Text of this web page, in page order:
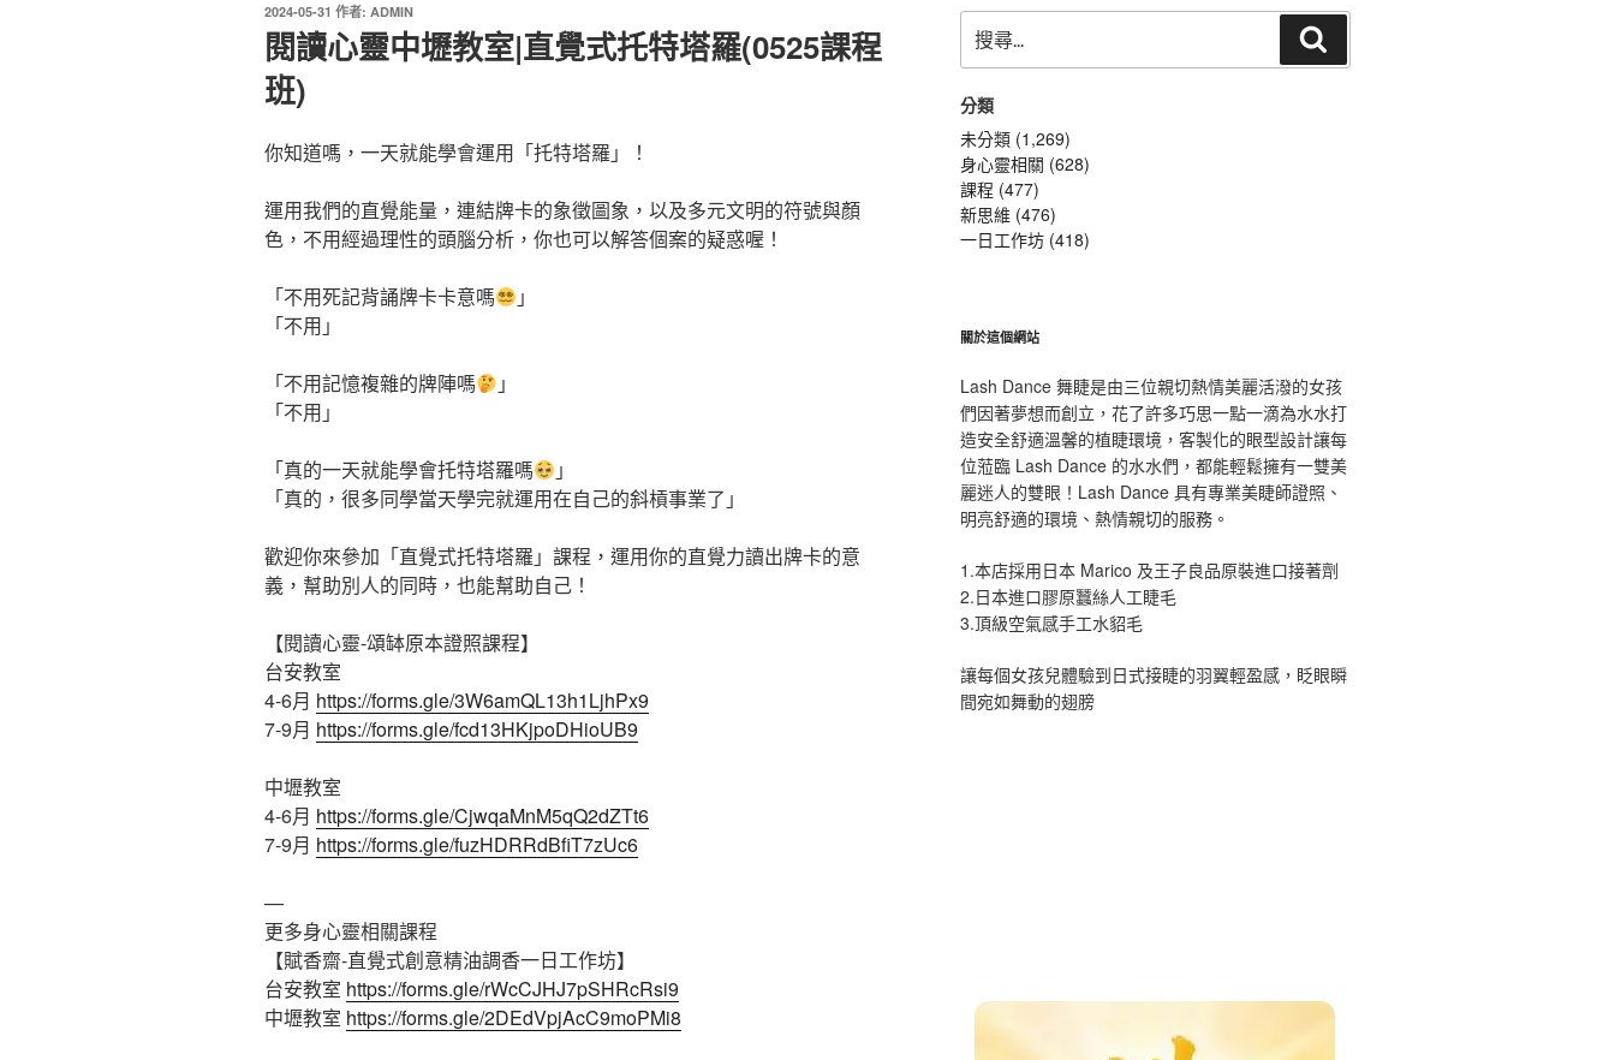
發
佈
於
2024-05-31 作者: ADMIN
閱讀心靈中壢教室|直覺式托特塔羅(0525課程
班)
你知道嗎，一天就能學會運用「托特塔羅」！
運用我們的直覺能量，連結牌卡的象徵圖象，以及多元文明的符號與顏
色，不用經過理性的頭腦分析，你也可以解答個案的疑惑喔！
「不用死記背誦牌卡卡意嗎
」
「不用」
「不用記憶複雜的牌陣嗎
」
「不用」
「真的一天就能學會托特塔羅嗎
」
「真的，很多同學當天學完就運用在自己的斜槓事業了」
歡迎你來參加「直覺式托特塔羅」課程，運用你的直覺力讀出牌卡的意
義，幫助別人的同時，也能幫助自己！
【閱讀心靈-頌缽原本證照課程】
台安教室
4-6月 https://forms.gle/3W6amQL13h1LjhPx9
7-9月 https://forms.gle/fcd13HKjpoDHioUB9
中壢教室
4-6月 https://forms.gle/CjwqaMnM5qQ2dZTt6
7-9月 https://forms.gle/fuzHDRRdBfiT7zUc6
—
更多身心靈相關課程
【賦香齋-直覺式創意精油調香一日工作坊】
台安教室 https://forms.gle/rWcCJHJ7pSHRcRsi9
中壢教室 https://forms.gle/2DEdVpjAcC9moPMi8
尋
關
鍵
字:
尋
分類
未分類 (1,269)
身心靈相關 (628)
課程 (477)
新思維 (476)
一日工作坊 (418)
關於這個網站
Lash Dance 舞睫是由三位親切熱情美麗活潑的女孩
們因著夢想而創立，花了許多巧思一點一滴為水水打
造安全舒適溫馨的植睫環境，客製化的眼型設計讓每
位蒞臨 Lash Dance 的水水們，都能輕鬆擁有一雙美
麗迷人的雙眼！Lash Dance 具有專業美睫師證照、
明亮舒適的環境、熱情親切的服務。
1.本店採用日本 Marico 及王子良品原裝進口接著劑
2.日本進口膠原蠶絲人工睫毛
3.頂級空氣感手工水貂毛
讓每個女孩兒體驗到日式接睫的羽翼輕盈感，眨眼瞬
間宛如舞動的翅膀